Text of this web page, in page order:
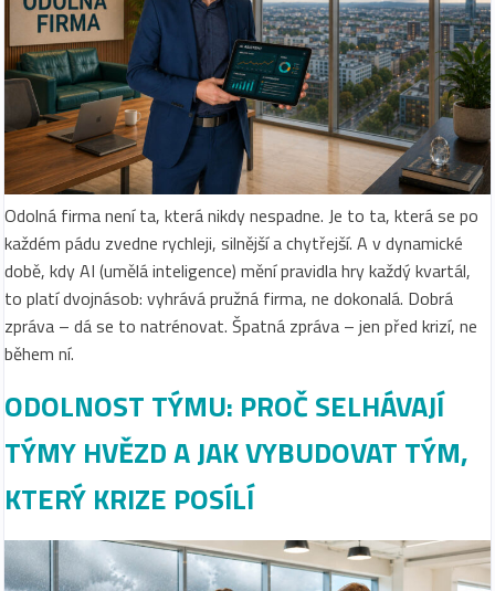
Odolná firma není ta, která nikdy nespadne. Je to ta, která se po
každém pádu zvedne rychleji, silnější a chytřejší. A v dynamické
době, kdy AI (umělá inteligence) mění pravidla hry každý kvartál,
to platí dvojnásob: vyhrává pružná firma, ne dokonalá. Dobrá
zpráva – dá se to natrénovat. Špatná zpráva – jen před krizí, ne
během ní.
ODOLNOST TÝMU: PROČ SELHÁVAJÍ
TÝMY HVĚZD A JAK VYBUDOVAT TÝM,
KTERÝ KRIZE POSÍLÍ